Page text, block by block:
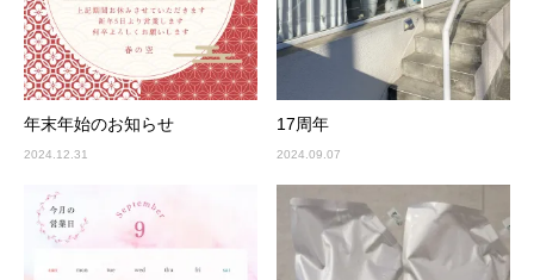
年末年始のお知らせ
2024.12.31
17周年
2024.09.07